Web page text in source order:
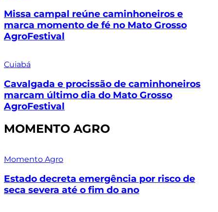
Missa campal reúne caminhoneiros e
marca momento de fé no Mato Grosso
AgroFestival
Cuiabá
Cavalgada e procissão de caminhoneiros
marcam último dia do Mato Grosso
AgroFestival
MOMENTO AGRO
Momento Agro
Estado decreta emergência por risco de
seca severa até o fim do ano